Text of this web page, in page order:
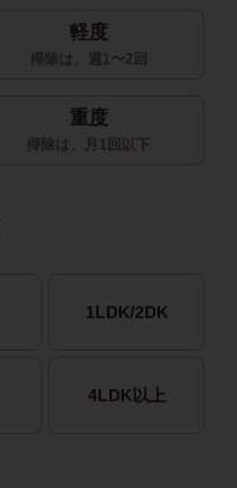
軽度
掃除は、週1〜2回
重度
掃除は、月1回以下
1LDK/2DK
4LDK以上